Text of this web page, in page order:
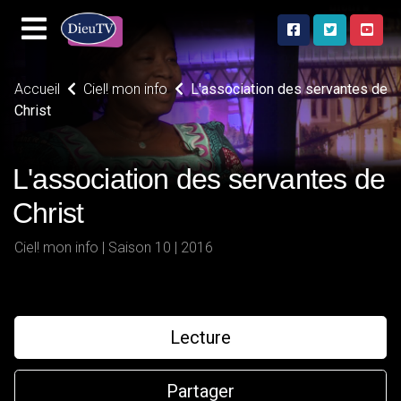
Accueil Ciel! mon info
L'association des servantes de
Christ
L'association des servantes de
Christ
Ciel! mon info | Saison 10 | 2016
Lecture
Partager